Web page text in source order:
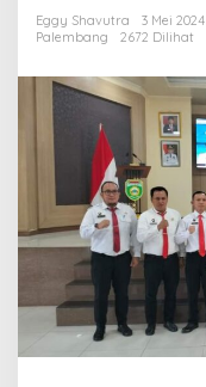
Eggy Shavutra
3 Mei 2024
Palembang
2672 Dilihat